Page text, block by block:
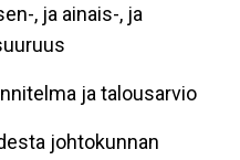
, ja ainais-, ja
ja talousarvio
johtokunnan